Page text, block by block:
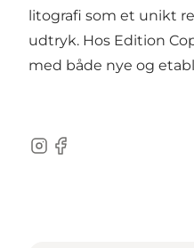
litografi som et unikt
udtryk. Hos Edition
med både nye og
Instagram
Facebook